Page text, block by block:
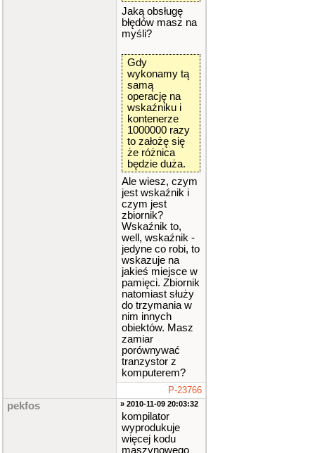
Jaką obsługę
błędów masz na
myśli?
Gdy
wykonamy tą
samą
operację na
wskaźniku i
kontenerze
1000000 razy
to założę się
że różnica
będzie duża.
Ale wiesz, czym
jest wskaźnik i
czym jest
zbiornik?
Wskaźnik to,
well, wskaźnik -
jedyne co robi, to
wskazuje na
jakieś miejsce w
pamięci. Zbiornik
natomiast służy
do trzymania w
nim innych
obiektów. Masz
zamiar
porównywać
tranzystor z
komputerem?
P-23766
pekfos » 2010-11-09 20:03:32
kompilator
wyprodukuje
więcej kodu
maszynowego